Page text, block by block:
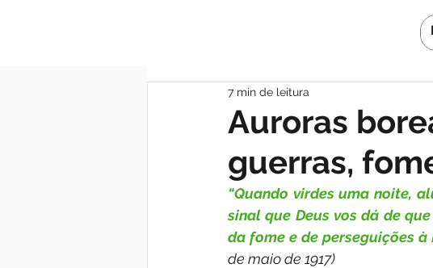
Auroras
guerras,
7 min de leitura
“Quando virdes uma noite,
sinal que Deus vos dá de
da fome e de perseguições à
de maio de 1917)